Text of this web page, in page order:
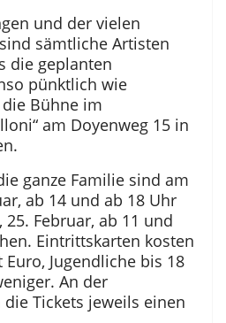
und der vielen
sämtliche Artisten
die geplanten
pünktlich wie
Bühne im
am Doyenweg 15 in
ganze Familie sind am
ab 14 und ab 18 Uhr
Februar, ab 11 und
Eintrittskarten kosten
Jugendliche bis 18
An der
die Tickets jeweils einen